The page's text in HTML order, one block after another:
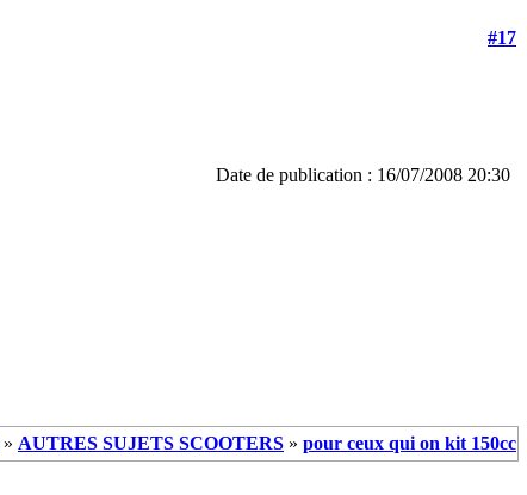
#17
Date de publication : 16/07/2008 20:30
» AUTRES SUJETS SCOOTERS » pour ceux qui on kit 150cc